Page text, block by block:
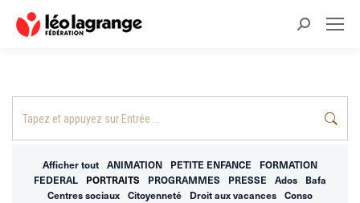
Recherche
Afficher tout ANIMATION PETITE ENFANCE
FORMATION
FEDERAL
PORTRAITS PROGRAMMES PRESSE Ados
Bafa
Centres sociaux
Citoyenneté Droit aux vacances
Conso